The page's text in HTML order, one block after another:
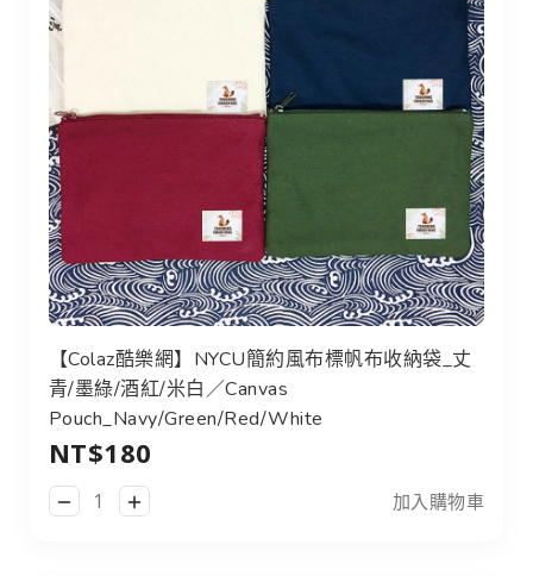
【Colaz酷樂網】NYCU簡約風布標帆布收納袋_丈
青/墨綠/酒紅/米白／Canvas
Pouch_Navy/Green/Red/White
NT$180
加入購物車